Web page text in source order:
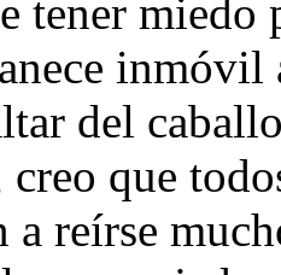
tener
del
que
a reí­rse